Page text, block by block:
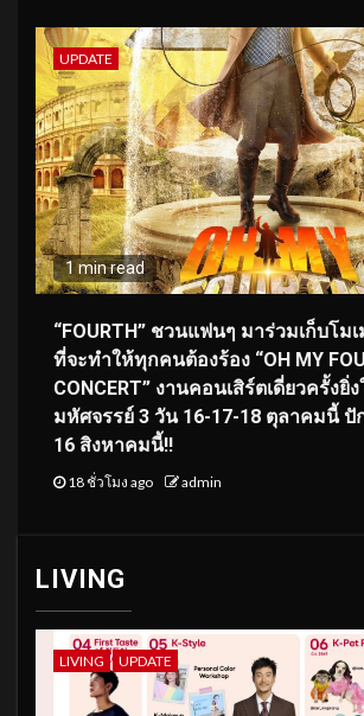
UPDATE
1 min read
“FOURTH” ชวนแฟนๆ มาร่วมเก็บโม
ที่จะทำให้ทุกคนต้องร้อง “OH MY
CONCERT” งานคอนเสิร์ตเดี่ยวครั้งยิ่
มหัศจรรย์ 3 วัน 16-17-18 ตุลาคมนี้
16 สิงหาคมนี้!!
18 ชั่วโมง ago admin
LIVING
LIVING UPDATE